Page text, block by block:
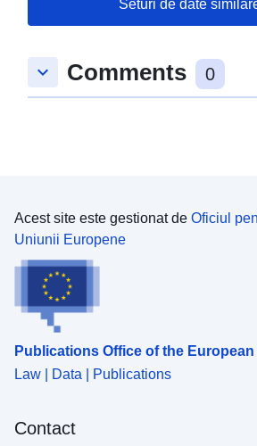
Seturi de date
keyboard_arrow_down Comments 0
Acest site este gestionat de Oficiul
Uniunii Europene
Publications Office of the
Law | Data | Publications
Contact